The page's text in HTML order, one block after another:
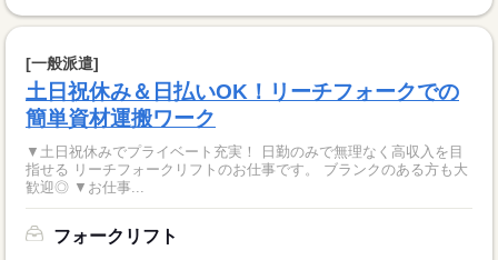
[一般派遣]
土日祝休み＆日払いOK！リーチフォークでの
簡単資材運搬ワーク
▼土日祝休みでプライベート充実！ 日勤のみで無理なく高収入を目
指せる リーチフォークリフトのお仕事です。 ブランクのある方も大
歓迎◎ ▼お仕事...
フォークリフト